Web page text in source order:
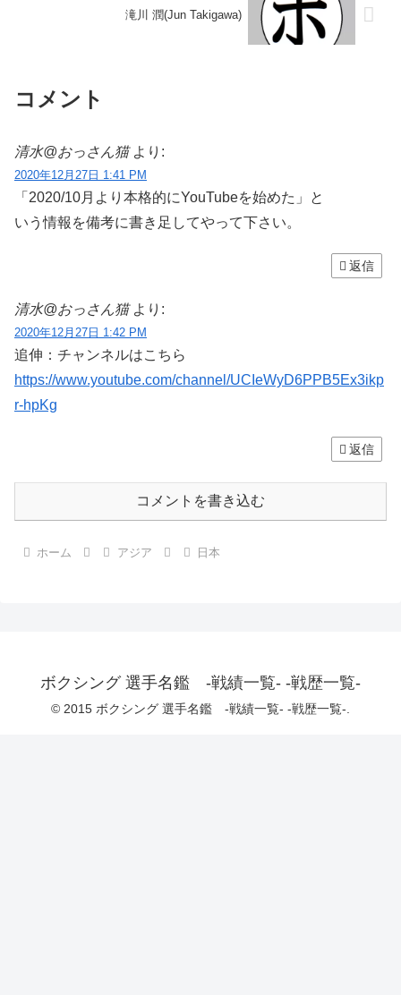
滝川 潤(Jun Takigawa)
コメント
清水@おっさん猫 より:
2020年12月27日 1:41 PM
「2020/10月より本格的にYouTubeを始めた」と
いう情報を備考に書き足してやって下さい。
返信
清水@おっさん猫 より:
2020年12月27日 1:42 PM
追伸：チャンネルはこちら
https://www.youtube.com/channel/UCIeWyD6PPB5Ex3ikp
r-hpKg
返信
コメントを書き込む
ホーム アジア 日本
ボクシング 選手名鑑 -戦績一覧- -戦歴一覧-
© 2015 ボクシング 選手名鑑 -戦績一覧- -戦歴一覧-.